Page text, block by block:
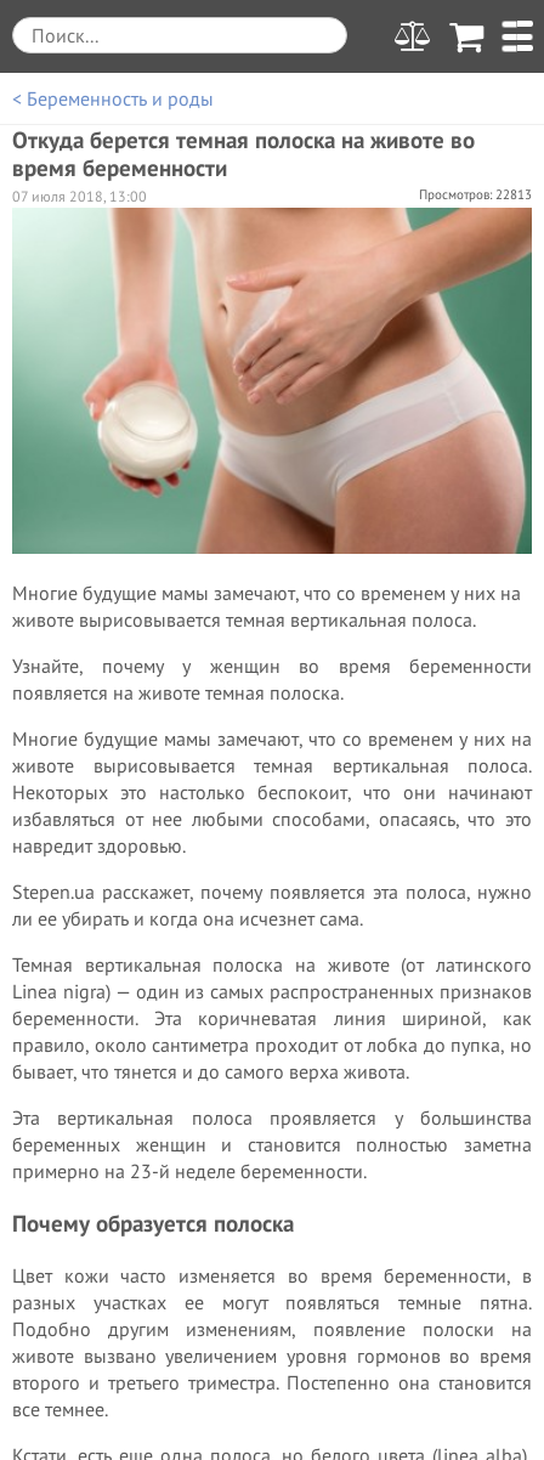
< Беременность и роды
Откуда берется темная полоска на животе во
время беременности
Просмотров: 22813
07 июля 2018, 13:00
Многие будущие мамы замечают, что со временем у них на
животе вырисовывается темная вертикальная полоса.
Узнайте, почему у женщин во время беременности
появляется на животе темная полоска.
Многие будущие мамы замечают, что со временем у них на
животе вырисовывается темная вертикальная полоса.
Некоторых это настолько беспокоит, что они начинают
избавляться от нее любыми способами, опасаясь, что это
навредит здоровью.
Stepen.ua расскажет, почему появляется эта полоса, нужно
ли ее убирать и когда она исчезнет сама.
Темная вертикальная полоска на животе (от латинского
Linea nigra) — один из самых распространенных признаков
беременности. Эта коричневатая линия шириной, как
правило, около сантиметра проходит от лобка до пупка, но
бывает, что тянется и до самого верха живота.
Эта вертикальная полоса проявляется у большинства
беременных женщин и становится полностью заметна
примерно на 23-й неделе беременности.
Почему образуется полоска
Цвет кожи часто изменяется во время беременности, в
разных участках ее могут появляться темные пятна.
Подобно другим изменениям, появление полоски на
животе вызвано увеличением уровня гормонов во время
второго и третьего триместра. Постепенно она становится
все темнее.
Кстати, есть еще одна полоса, но белого цвета (linea alba),